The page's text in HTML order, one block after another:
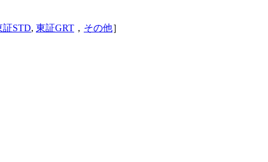
証STD, 東証GRT ， その他］